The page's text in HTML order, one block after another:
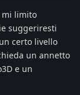
mi limito
suggeriresti
certo livello
un annetto
e un